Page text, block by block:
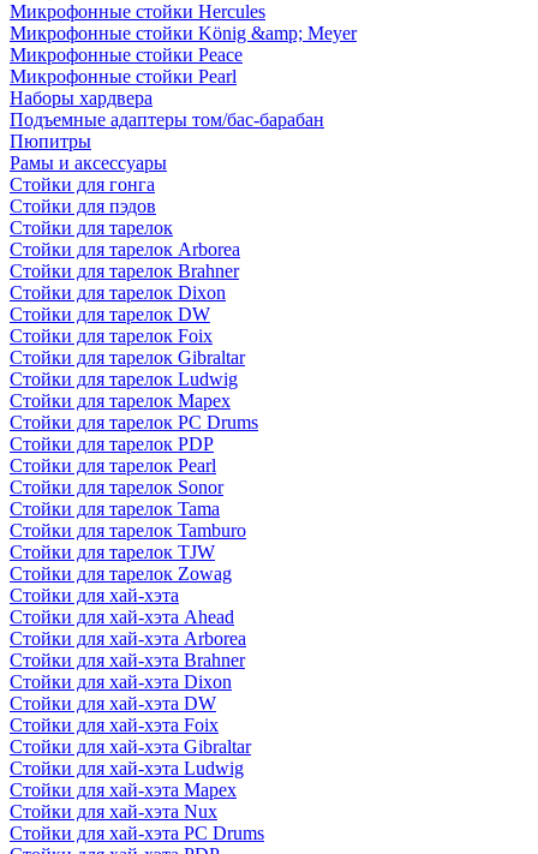
Микрофонные стойки Hercules
Микрофонные стойки König &amp; Meyer
Микрофонные стойки Peace
Микрофонные стойки Pearl
Наборы хардвера
Подъемные адаптеры том/бас-барабан
Пюпитры
Рамы и аксессуары
Стойки для гонга
Стойки для пэдов
Стойки для тарелок
Стойки для тарелок Arborea
Стойки для тарелок Brahner
Стойки для тарелок Dixon
Стойки для тарелок DW
Стойки для тарелок Foix
Стойки для тарелок Gibraltar
Стойки для тарелок Ludwig
Стойки для тарелок Mapex
Стойки для тарелок PC Drums
Стойки для тарелок PDP
Стойки для тарелок Pearl
Стойки для тарелок Sonor
Стойки для тарелок Tama
Стойки для тарелок Tamburo
Стойки для тарелок TJW
Стойки для тарелок Zowag
Стойки для хай-хэта
Стойки для хай-хэта Ahead
Стойки для хай-хэта Arborea
Стойки для хай-хэта Brahner
Стойки для хай-хэта Dixon
Стойки для хай-хэта DW
Стойки для хай-хэта Foix
Стойки для хай-хэта Gibraltar
Стойки для хай-хэта Ludwig
Стойки для хай-хэта Mapex
Стойки для хай-хэта Nux
Стойки для хай-хэта PC Drums